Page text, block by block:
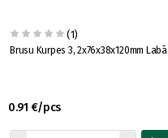
(1)
Brusu Kurpes 3, 2x76x38x120mm Labā
0.91 €/pcs